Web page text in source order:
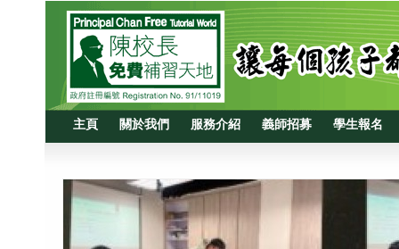
主頁 關於我們 服務介紹 義師招募 學生報名